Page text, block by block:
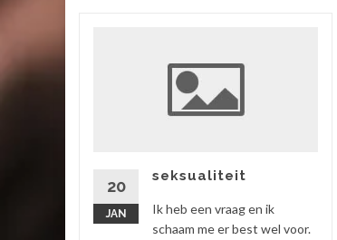
20
JAN
seksualiteit
Ik heb een vraag en ik
schaam me er best wel voor.